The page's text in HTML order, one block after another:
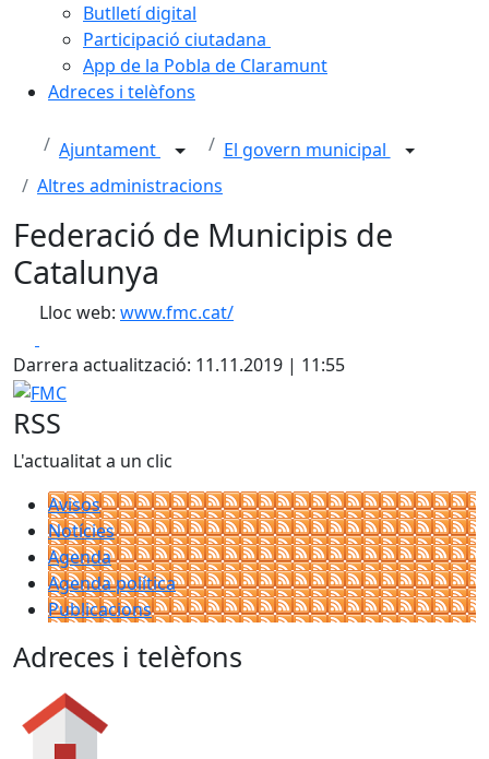
Butlletí digital
Participació ciutadana
App de la Pobla de Claramunt
Adreces i telèfons
Ajuntament
El govern municipal
Altres administracions
Federació de Municipis de
Catalunya
Lloc web: www.fmc.cat/
Darrera actualització: 11.11.2019 | 11:55
FMC
RSS
L'actualitat a un clic
Avisos
Notícies
Agenda
Agenda política
Publicacions
Adreces i telèfons